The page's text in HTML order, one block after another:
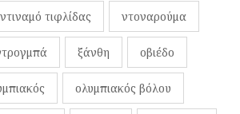
ντιναμό τιφλίδας ντοναρούμα
ξάνθη οβιέδο
ολυμπιακός βόλου